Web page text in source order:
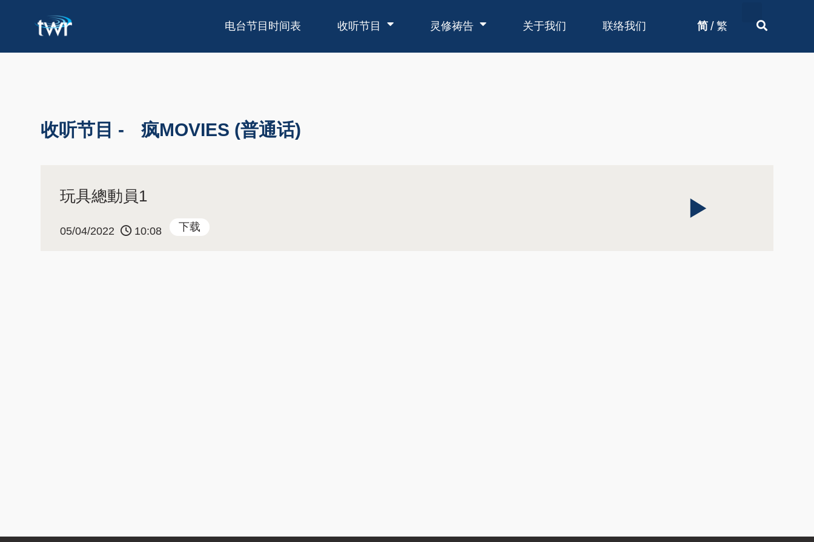
电台节目时间表 收听节目 灵修祷告 关于我们 联络我们 简 / 繁
收听节目 - 疯MOVIES (普通话)
玩具總動員1
05/04/2022 10:08 下载